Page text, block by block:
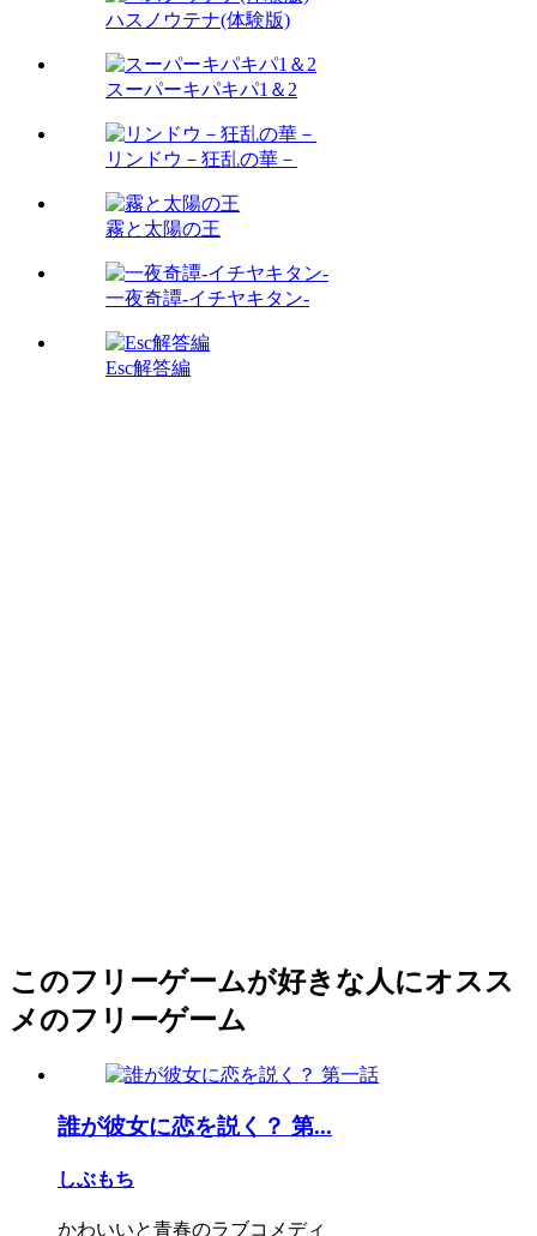
ハスノウテナ(体験版)
スーパーキパキパ1＆2
リンドウ－狂乱の華－
霧と太陽の王
一夜奇譚-イチヤキタン-
Esc解答編
このフリーゲームが好きな人にオスス
メのフリーゲーム
誰が彼女に恋を説く？ 第...
しぶもち
かわいいと青春のラブコメディ